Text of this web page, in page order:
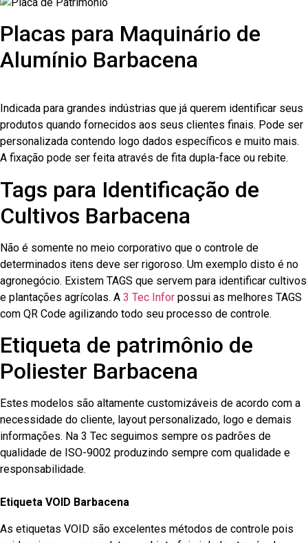
Placas para Maquinário de
Alumínio Barbacena
Indicada para grandes indústrias que já querem identificar seus
produtos quando fornecidos aos seus clientes finais. Pode ser
personalizada contendo logo dados específicos e muito mais.
A fixação pode ser feita através de fita dupla-face ou rebite.
Tags para Identificação de
Cultivos Barbacena
Não é somente no meio corporativo que o controle de
determinados itens deve ser rigoroso. Um exemplo disto é no
agronegócio. Existem TAGS que servem para identificar cultivos
e plantações agrícolas. A 3 Tec Infor possui as melhores TAGS
com QR Code agilizando todo seu processo de controle.
Etiqueta de patrimônio de
Poliester Barbacena
Estes modelos são altamente customizáveis de acordo com a
necessidade do cliente, layout personalizado, logo e demais
informações. Na 3 Tec seguimos sempre os padrões de
qualidade de ISO-9002 produzindo sempre com qualidade e
responsabilidade.
Etiqueta VOID Barbacena
As etiquetas VOID são excelentes métodos de controle pois